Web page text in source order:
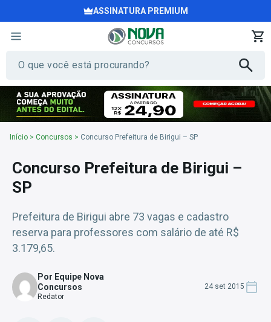
ASSINATURA PREMIUM
Início > Concursos > Concurso Prefeitura de Birigui – SP
Concurso Prefeitura de Birigui –
SP
Prefeitura de Birigui abre 73 vagas e cadastro
reserva para professores com salário de até R$
3.179,65.
Por Equipe Nova
Concursos
Redator
24 set 2015